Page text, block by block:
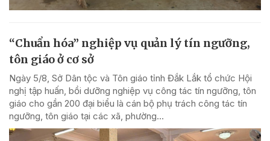
“Chuẩn hóa” nghiệp vụ quản lý tín ngưỡng,
tôn giáo ở cơ sở
Ngày 5/8, Sở Dân tộc và Tôn giáo tỉnh Đắk Lắk tổ chức Hội
nghị tập huấn, bồi dưỡng nghiệp vụ công tác tín ngưỡng, tôn
giáo cho gần 200 đại biểu là cán bộ phụ trách công tác tín
ngưỡng, tôn giáo tại các xã, phường...